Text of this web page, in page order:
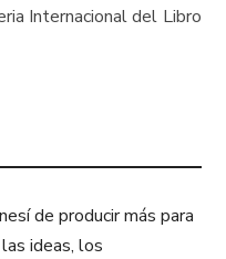
Internacional del Libro
de producir más para
ideas, los